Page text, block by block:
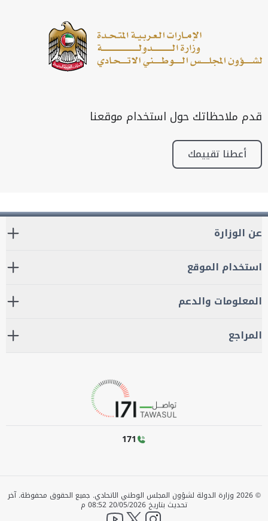
قدم ملاحظاتك حول استخدام موقعنا
أعطنا تقييمك
عن الوزارة
استخدام الموقع
المعلومات والدعم
المراجع
171
©
2026 وزارة الدولة لشؤون المجلس الوطني الاتحادي. جميع الحقوق محفوظة.آخر
تحديث بتاريخ 20/05/2026 08:52 م
instagram
twitter
YouTube